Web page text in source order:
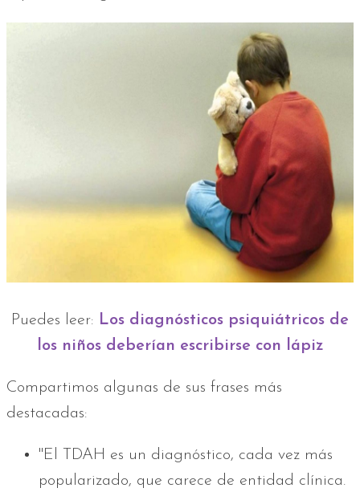
Puedes leer: Los diagnósticos psiquiátricos de
los niños deberían escribirse con lápiz
Compartimos algunas de sus frases más
destacadas:
"El TDAH es un diagnóstico, cada vez más
popularizado, que carece de entidad clínica.